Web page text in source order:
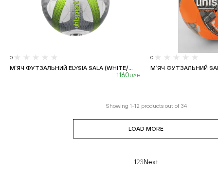
0
М`ЯЧ ФУТЗАЛЬНИЙ ELYSIA SALA (WHITE/...
1160UAH
0
М`ЯЧ ФУТЗАЛЬНИЙ
Showing 1-12 products out of 34
LOAD MORE
123Next